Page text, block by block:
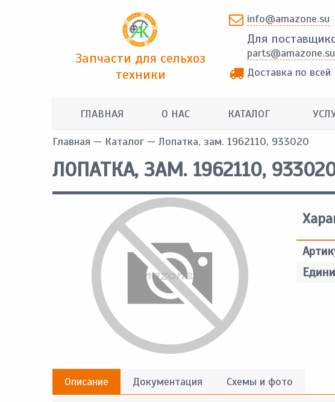
Запчасти для сельхоз
техники
info@amazone.su
Для
parts@amazone.su
Доставка по всей
ГЛАВНАЯ О НАС КАТАЛОГ
Главная — Каталог — Лопатка, зам. 1962110, 933020
ЛОПАТКА, ЗАМ. 1962110,
Описание Документация
Схемы и фото